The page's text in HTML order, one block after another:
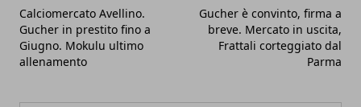
Calciomercato Avellino.
Gucher in prestito fino a
Giugno. Mokulu ultimo
allenamento
Gucher è convinto, firma a
breve. Mercato in uscita,
Frattali corteggiato dal
Parma